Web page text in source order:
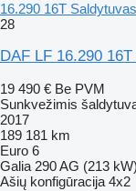
16.290 16T
28
DAF LF 16.290
19 490 € Be PVM
Sunkvežimis
2017
189 181 km
Euro 6
Galia 290 AG (213 kW)
Ašių konfigūracija 4x2